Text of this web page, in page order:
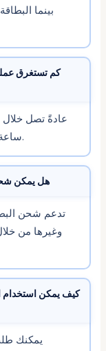
بينما
كم تستغرق
ساعة في حالات المراجعة اليدوية للدفعات.
هل يمكن شحن
كيف يمكن استخدام
يمكنك